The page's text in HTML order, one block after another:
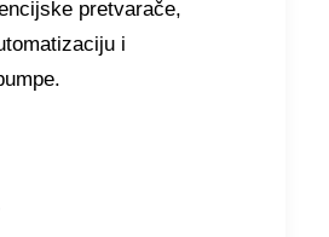
pretvarače,
i